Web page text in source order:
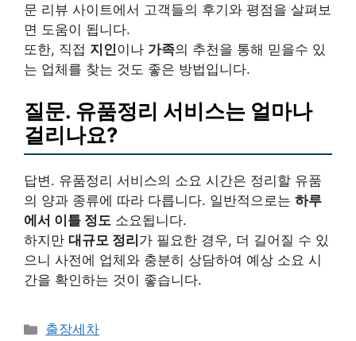
문 리뷰 사이트에서 고객들의 후기와 평점을 살펴보
면 도움이 됩니다.
또한, 직접 지인이나 가족의 추천을 통해 믿을수 있
는 업체를 찾는 것도 좋은 방법입니다.
질문. 유품정리 서비스는 얼마나
걸리나요?
답변. 유품정리 서비스의 소요 시간은 정리할 유품
의 양과 종류에 따라 다릅니다. 일반적으로는 하루
에서 이틀 정도 소요됩니다.
하지만 대규모 정리 가 필요한 경우, 더 길어질 수 있
으니 사전에 업체와 충분히 상담하여 예상 소요 시
간을 확인하는 것이 좋습니다.
Categories
출장세차